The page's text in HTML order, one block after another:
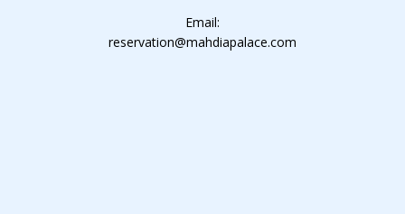
Email:
reservation@mahdiapalace.com